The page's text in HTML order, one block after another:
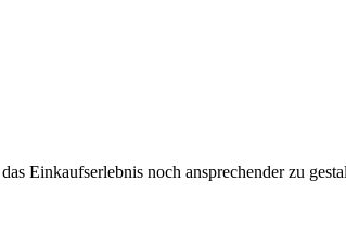
Einkaufserlebnis noch ansprechender zu